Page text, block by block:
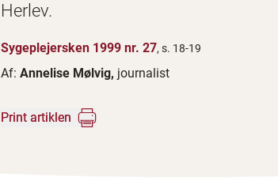
Herlev.
Sygeplejersken 1999 nr. 27, s. 18-19
Af: Annelise Mølvig, journalist
Print artiklen